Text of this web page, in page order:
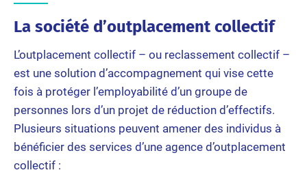
La société d’outplacement collectif
L’outplacement collectif – ou reclassement collectif –
est une solution d’accompagnement qui vise cette
fois à protéger l’employabilité d’un groupe de
personnes lors d’un projet de réduction d’effectifs.
Plusieurs situations peuvent amener des individus à
bénéficier des services d’une agence d’outplacement
collectif :